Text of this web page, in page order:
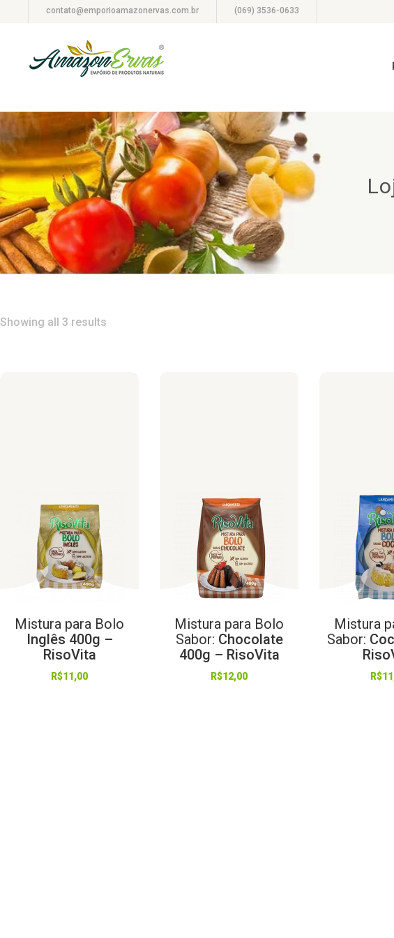
contato@emporioamazonervas.com.br (069) 3536-0633
Showing all 3 results
Mistura para Bolo
Inglês 400g –
RisoVita
R$11,00
Mistura para Bolo
Sabor: Chocolate
400g – RisoVita
R$12,00
Mistura
Sabor:
R$